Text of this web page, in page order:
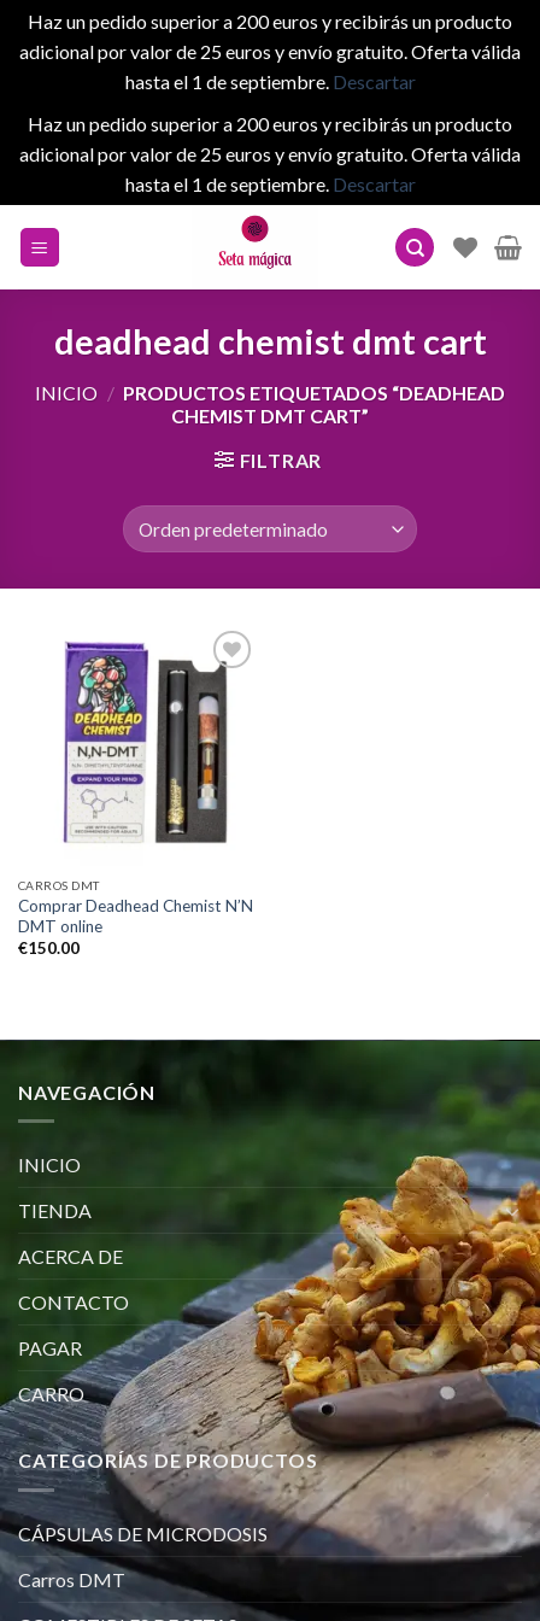
Haz un pedido superior a 200 euros y recibirás un producto
adicional por valor de 25 euros y envío gratuito. Oferta válida
hasta el 1 de septiembre. Descartar
Haz un pedido superior a 200 euros y recibirás un producto
adicional por valor de 25 euros y envío gratuito. Oferta válida
hasta el 1 de septiembre. Descartar
deadhead chemist dmt cart
INICIO / PRODUCTOS ETIQUETADOS “DEADHEAD
CHEMIST DMT CART”
FILTRAR
Add to
wishlist
CARROS DMT
Comprar Deadhead Chemist N’N
DMT online
€150.00
NAVEGACIÓN
INICIO
TIENDA
ACERCA DE
CONTACTO
PAGAR
CARRO
CATEGORÍAS DE PRODUCTOS
CÁPSULAS DE MICRODOSIS
Carros DMT